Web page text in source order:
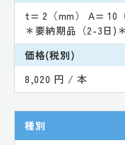
t= 2（mm） A= 10
＊要納期品（2-3日)
価格(税別)
8,020 円 / 本
種別